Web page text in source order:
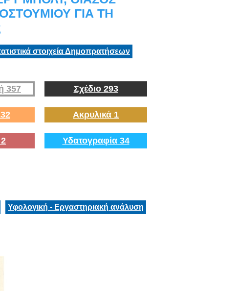
ΓΙΑ ΤΗ
στοιχεία Δημοπρατήσεων
357 Σχέδιο 293
Ακρυλικά 1
Υδατογραφία 34
Υφολογική - Εργαστηριακή ανάλυση